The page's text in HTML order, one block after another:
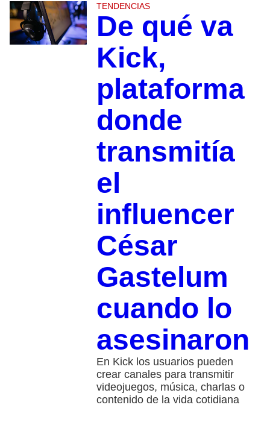
TENDENCIAS
De qué va
Kick,
plataforma
donde
transmitía
el
influencer
César
Gastelum
cuando lo
asesinaron
En Kick los usuarios pueden
crear canales para transmitir
videojuegos, música, charlas o
contenido de la vida cotidiana